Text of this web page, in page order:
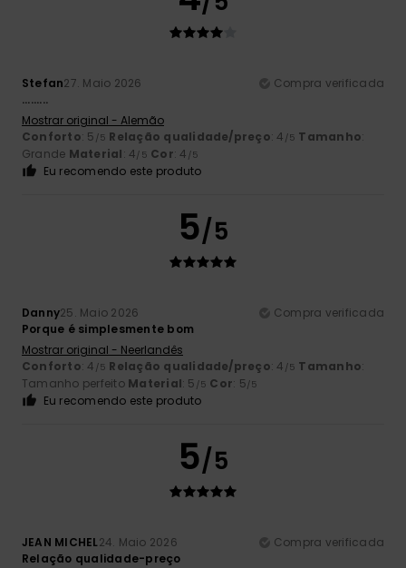
Stefan27. Maio 2026
Compra verificada
.........
Mostrar original - Alemão
Conforto: 5 /5 Relação qualidade/preço: 4 /5 Tamanho:
Grande Material: 4/5 Cor: 4 /5
Eu recomendo este produto
5/5
Danny25. Maio 2026
Compra verificada
Porque é simplesmente bom
Mostrar original - Neerlandês
Conforto: 4 /5 Relação qualidade/preço: 4 /5 Tamanho:
Tamanho perfeito Material: 5 /5 Cor: 5/5
Eu recomendo este produto
5/5
JEAN MICHEL24. Maio 2026
Compra verificada
Relação qualidade-preço